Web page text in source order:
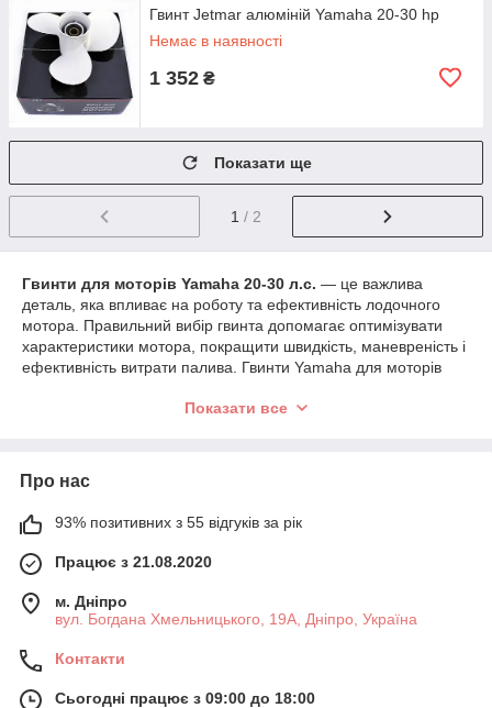
Гвинт Jetmar алюміній Yamaha 20-30 hp
Немає в наявності
1 352 ₴
Показати ще
1 / 2
Гвинти для моторів Yamaha 20-30 л.с. — це важлива
деталь, яка впливає на роботу та ефективність лодочного
мотора. Правильний вибір гвинта допомагає оптимізувати
характеристики мотора, покращити швидкість, маневреність і
ефективність витрати палива. Гвинти Yamaha для моторів
включаючи риболовлю, прогулянки та активне використання
Yamaha 20-30 л.с.
кінця лопасті до іншого. Для моторів потужністю
діаметром від 8 до 11 дюймів. Діаметр гвинта
впливає на загальну тягу і швидкість.
Крок— це відстань, яку гвинт проходить за
максимальна швидкість, але при цьому
Показати все
Про нас
93% позитивних з 55 відгуків за рік
Працює з 21.08.2020
м. Дніпро
вул. Богдана Хмельницького, 19А, Дніпро, Україна
Контакти
Сьогодні працює з 09:00 до 18:00